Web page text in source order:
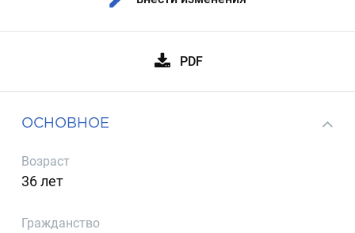
PDF
ОСНОВНОЕ
Возраст
36 лет
Гражданство